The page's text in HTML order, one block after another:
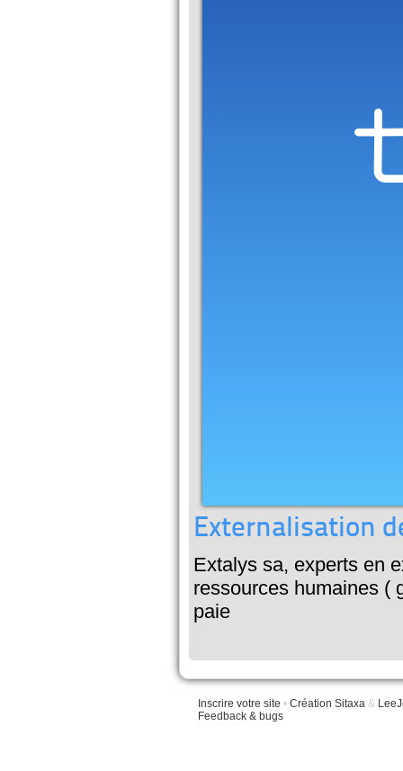
Externalisation
Extalys sa, experts en
ressources humaines (
paie
Inscrire votre site • Création Sitaxa &
Feedback & bugs